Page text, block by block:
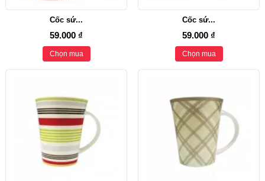
Cốc sứ...
59.000 ₫
Chọn mua
Cốc sứ...
59.000 ₫
Chọn mua